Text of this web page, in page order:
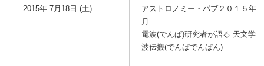
2015年 7月18日 (土)
アストロノミー・パブ２０１５年７
月
電波(でんぱ)研究者が語る 天文学
波伝搬(でんぱでんぱん)